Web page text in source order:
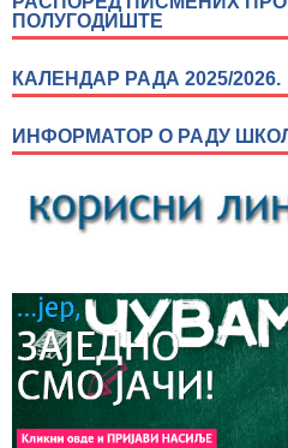
ПОЛУГОДИШТЕ
КАЛЕНДАР РАДА 2025/2026.
ИНФОРМАТОР О РАДУ